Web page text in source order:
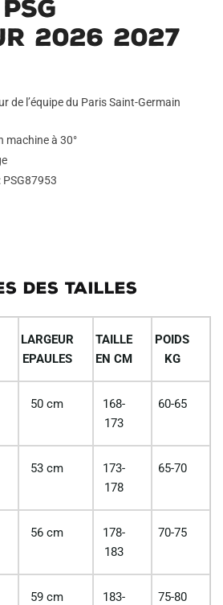
2026 2027
de l’équipe du Paris Saint-Germain
machine à 30°
DES TAILLES
LARGEUR
EPAULES
TAILLE
EN CM
POIDS
KG
50 cm
168-
173
60-65
53 cm
173-
178
65-70
56 cm
178-
183
70-75
59 cm
183-
75-80